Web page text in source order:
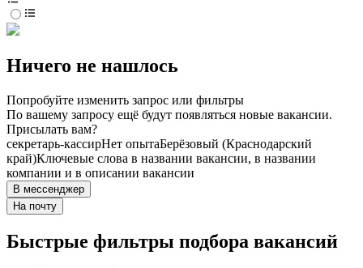
Ничего не нашлось
Попробуйте изменить запрос или фильтры
По вашему запросу ещё будут появляться новые вакансии.
Присылать вам?
секретарь-кассирНет опытаБерёзовый (Краснодарский
край)Ключевые слова в названии вакансии, в названии
компании и в описании вакансии
В мессенджер
На почту
Быстрые фильтры подбора вакансий